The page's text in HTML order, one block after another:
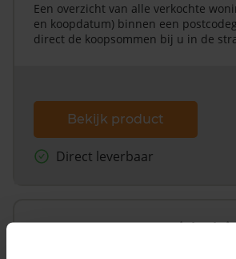
Een overzicht van alle verkochte
en koopdatum) binnen een
direct de koopsommen bij u in de
Bekijk product
Direct leverbaar
Koopsommenoverzicht (1